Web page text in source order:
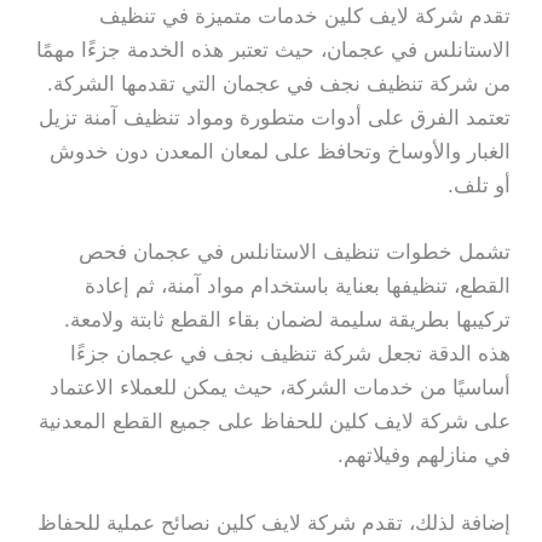
تقدم شركة لايف كلين خدمات متميزة في تنظيف
الاستانلس في عجمان، حيث تعتبر هذه الخدمة جزءًا مهمًا
من شركة تنظيف نجف في عجمان التي تقدمها الشركة.
تعتمد الفرق على أدوات متطورة ومواد تنظيف آمنة تزيل
الغبار والأوساخ وتحافظ على لمعان المعدن دون خدوش
أو تلف.
تشمل خطوات تنظيف الاستانلس في عجمان فحص
القطع، تنظيفها بعناية باستخدام مواد آمنة، ثم إعادة
تركيبها بطريقة سليمة لضمان بقاء القطع ثابتة ولامعة.
هذه الدقة تجعل شركة تنظيف نجف في عجمان جزءًا
أساسيًا من خدمات الشركة، حيث يمكن للعملاء الاعتماد
على شركة لايف كلين للحفاظ على جميع القطع المعدنية
في منازلهم وفيلاتهم.
إضافة لذلك، تقدم شركة لايف كلين نصائح عملية للحفاظ